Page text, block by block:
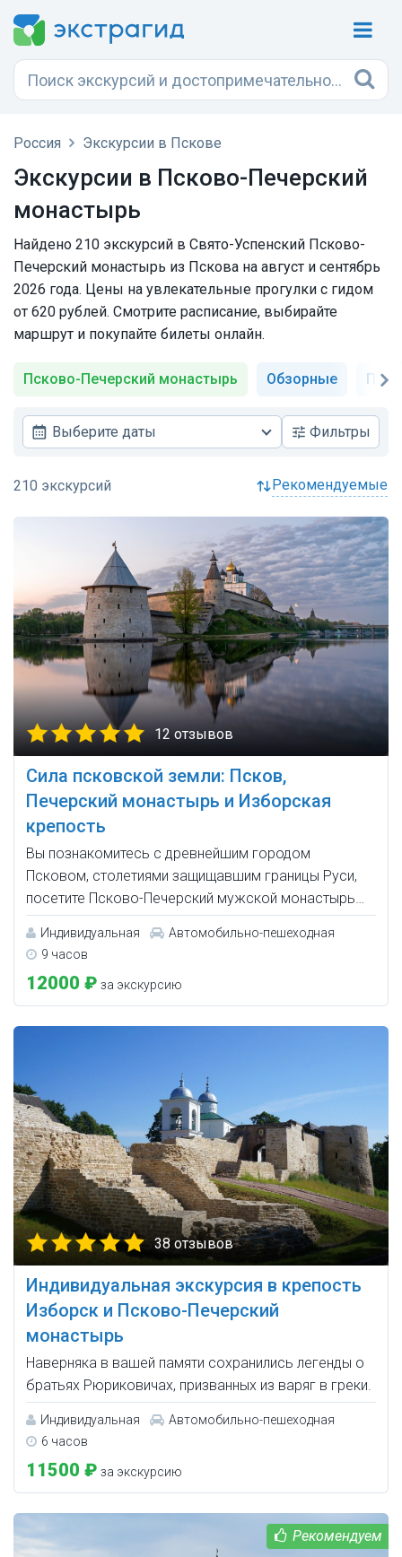
Россия Экскурсии в Пскове
Экскурсии в Псково-Печерский
монастырь
Найдено 210 экскурсий в Свято-Успенский Псково-
Печерский монастырь из Пскова на август и сентябрь
2026 года. Цены на увлекательные прогулки с гидом
от 620 рублей. Смотрите расписание, выбирайте
маршрут и покупайте билеты онлайн.
Псково-Печерский монастырь Обзорные
Выберите даты Фильтры
рекомендуемые
12 отзывов
Сила псковской земли: Псков,
Печерский монастырь и Изборская
крепость
Вы познакомитесь с древнейшим городом
Псковом, столетиями защищавшим границы Руси,
посетите Псково-Печерский мужской монастырь…
Индивидуальная
Автомобильно-пешеходная
9 часов
12000 ₽ за экскурсию
38 отзывов
Индивидуальная экскурсия в крепость
Изборск и Псково-Печерский
монастырь
Наверняка в вашей памяти сохранились легенды о
братьях Рюриковичах, призванных из варяг в греки.
Индивидуальная
Автомобильно-пешеходная
6 часов
11500 ₽ за экскурсию